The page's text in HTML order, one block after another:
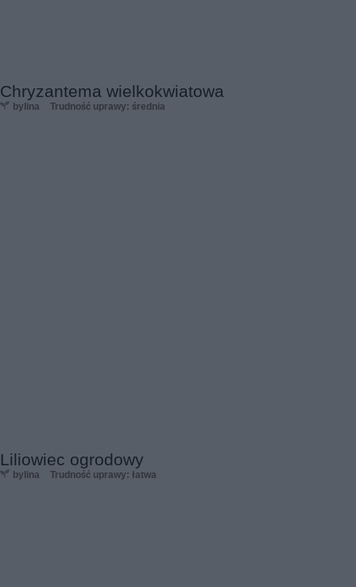
Chryzantema wielkokwiatowa
bylina Trudność uprawy: średnia
Liliowiec ogrodowy
bylina Trudność uprawy: łatwa